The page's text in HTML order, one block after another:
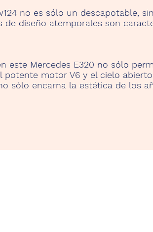
no es sólo un descapotable,
diseño atemporales son
este Mercedes E320 no sólo
motor V6 y el cielo
sólo encarna la estética de los